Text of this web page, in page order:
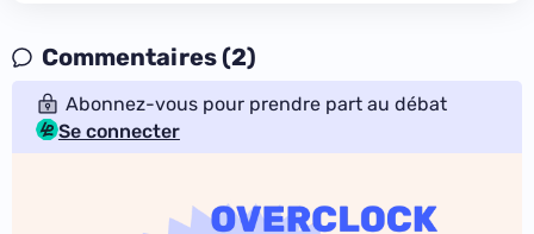
Commentaires (2)
Abonnez-vous pour prendre part au débat
Se connecter